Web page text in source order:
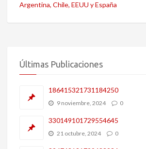
Argentina, Chile, EEUU y España
Últimas Publicaciones
186415321731184250
9 noviembre, 2024 0
330149101729554645
21 octubre, 2024 0